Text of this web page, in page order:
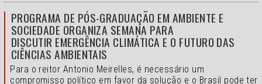
PROGRAMA DE PÓS-GRADUAÇÃO EM AMBIENTE E
SOCIEDADE ORGANIZA SEMANA PARA
DISCUTIR EMERGÊNCIA CLIMÁTICA E O FUTURO DAS
CIÊNCIAS AMBIENTAIS
Para o reitor Antonio Meirelles, é necessário um
compromisso político em favor da solução e o Brasil pode ter